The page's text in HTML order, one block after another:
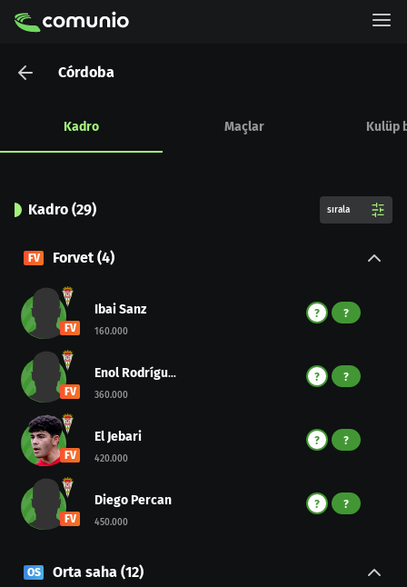
Córdoba
Kadro Maçlar Kulüp
Kadro (29) sırala
FV Forvet (4)
FV
Ibai Sanz
160.000
? ?
FV
Enol Rodríguez
360.000
? ?
FV
El Jebari
420.000
? ?
FV
Diego Percan
450.000
? ?
OS Orta saha (12)